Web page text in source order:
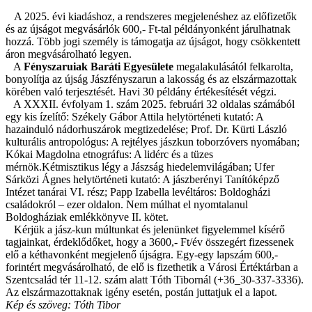
A 2025. évi kiadáshoz, a rendszeres megjelenéshez az előfizetők
és az újságot megvásárlók 600,- Ft-tal példányonként járulhatnak
hozzá. Több jogi személy is támogatja az újságot, hogy csökkentett
áron megvásárolható legyen.
A Fényszaruiak Baráti Egyesülete megalakulásától felkarolta,
bonyolítja az újság Jászfényszarun a lakosság és az elszármazottak
körében való terjesztését. Havi 30 példány értékesítését végzi.
A XXXII. évfolyam 1. szám 2025. februári 32 oldalas számából
egy kis ízelítő: Székely Gábor Attila helytörténeti kutató: A
hazainduló nádorhuszárok megtizedelése; Prof. Dr. Kürti László
kulturális antropológus: A rejtélyes jászkun toborzóvers nyomában;
Kókai Magdolna etnográfus: A lidérc és a tüzes
mérnök.Kétmisztikus légy a Jászság hiedelemvilágában; Ufer
Sárközi Ágnes helytörténeti kutató: A jászberényi Tanítóképző
Intézet tanárai VI. rész; Papp Izabella levéltáros: Boldogházi
családokról – ezer oldalon. Nem múlhat el nyomtalanul
Boldogháziak emlékkönyve II. kötet.
Kérjük a jász-kun múltunkat és jelenünket figyelemmel kísérő
tagjainkat, érdeklődőket, hogy a 3600,- Ft/év összegért fizessenek
elő a kéthavonként megjelenő újságra. Egy-egy lapszám 600,-
forintért megvásárolható, de elő is fizethetik a Városi Értéktárban a
Szentcsalád tér 11-12. szám alatt Tóth Tibornál (+36_30-337-3336).
Az elszármazottaknak igény esetén, postán juttatjuk el a lapot.
Kép és szöveg: Tóth Tibor